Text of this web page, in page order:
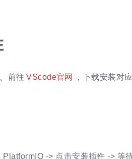
前往 VScode官网 ，下载安装对
-> 点击安装插件 -> 等